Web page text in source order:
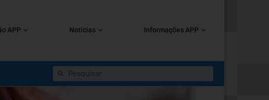
APP Notícias Informações APP